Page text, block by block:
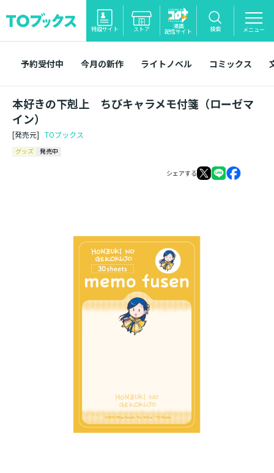
特設サイト ストア 漫画
配信サイト 検索 メニュー
予約受付中 今月の新作 ライトノベル コミックス
本好きの下剋上 ちびキャラメモ付箋（ローゼマ
イン）
[発売元] TOブックス
グッズ 発売中
シェアする